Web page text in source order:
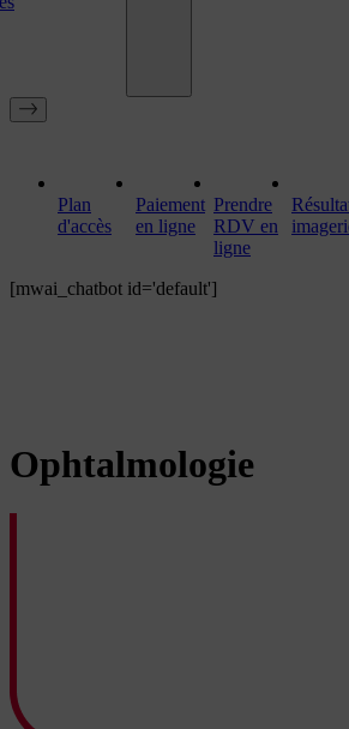
Plan
d'accès
Paiement
en ligne
Prendre
RDV en
ligne
[mwai_chatbot id='default']
Ophtalmologie